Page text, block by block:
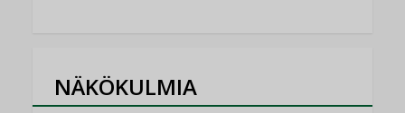
NÄKÖKULMIA